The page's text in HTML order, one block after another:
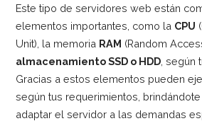
Este tipo de servidores web están
elementos importantes, como la CPU
Unit), la memoria RAM (Random
almacenamiento SSD o HDD , según
Gracias a estos elementos pueden
según tus requerimientos,
adaptar el servidor a las demandas